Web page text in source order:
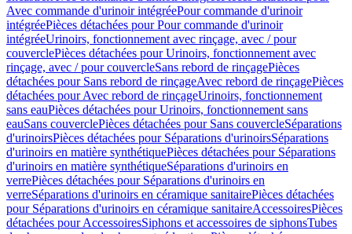
Avec commande d'urinoir intégréePour commande d'urinoir
intégréePièces détachées pour Pour commande d'urinoir
intégréeUrinoirs, fonctionnement avec rinçage, avec / pour
couverclePièces détachées pour Urinoirs, fonctionnement avec
rinçage, avec / pour couvercleSans rebord de rinçagePièces
détachées pour Sans rebord de rinçageAvec rebord de rinçagePièces
détachées pour Avec rebord de rinçageUrinoirs, fonctionnement
sans eauPièces détachées pour Urinoirs, fonctionnement sans
eauSans couverclePièces détachées pour Sans couvercleSéparations
d'urinoirsPièces détachées pour Séparations d'urinoirsSéparations
d'urinoirs en matière synthétiquePièces détachées pour Séparations
d'urinoirs en matière synthétiqueSéparations d'urinoirs en
verrePièces détachées pour Séparations d'urinoirs en
verreSéparations d'urinoirs en céramique sanitairePièces détachées
pour Séparations d'urinoirs en céramique sanitaireAccessoiresPièces
détachées pour AccessoiresSiphons et accessoires de siphonsTubes